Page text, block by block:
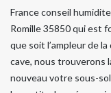
France conseil
Romille 35850 qui est
que soit l’ampleur de
cave, nous trouverons
nouveau votre sous-